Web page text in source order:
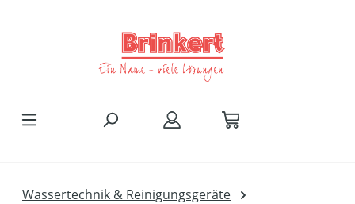
Wassertechnik & Reinigungsgeräte